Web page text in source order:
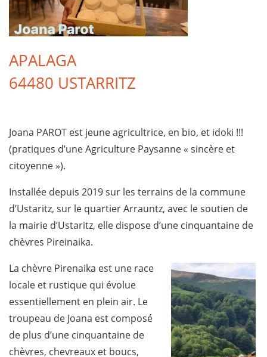
APALAGA
64480 USTARRITZ
Joana PAROT est jeune agricultrice, en bio, et idoki !!!
(pratiques d’une Agriculture Paysanne « sincère et
citoyenne »).
Installée depuis 2019 sur les terrains de la commune
d’Ustaritz, sur le quartier Arrauntz, avec le soutien de
la mairie d’Ustaritz, elle dispose d’une cinquantaine de
chèvres Pireinaika.
La chèvre Pirenaika est une race
locale et rustique qui évolue
essentiellement en plein air. Le
troupeau de Joana est composé
de plus d’une cinquantaine de
chèvres, chevreaux et boucs,